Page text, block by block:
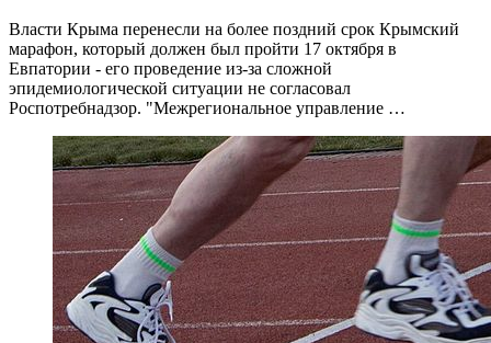
Власти Крыма перенесли на более поздний срок Крымский
марафон, который должен был пройти 17 октября в
Евпатории - его проведение из-за сложной
эпидемиологической ситуации не согласовал
Роспотребнадзор. "Межрегиональное управление …